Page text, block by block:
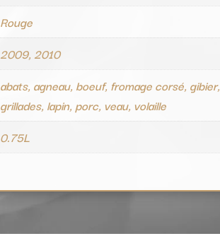
Rouge
2009, 2010
abats, agneau, boeuf, fromage corsé, gibier,
grillades, lapin, porc, veau, volaille
0.75L